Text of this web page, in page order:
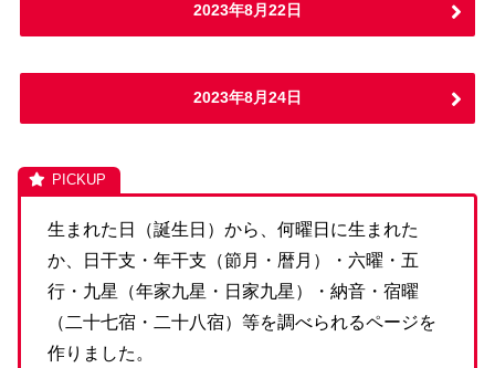
2023年8月22日
2023年8月24日
生まれた日（誕生日）から、何曜日に生まれた
か、日干支・年干支（節月・暦月）・六曜・五
行・九星（年家九星・日家九星）・納音・宿曜
（二十七宿・二十八宿）等を調べられるページを
作りました。